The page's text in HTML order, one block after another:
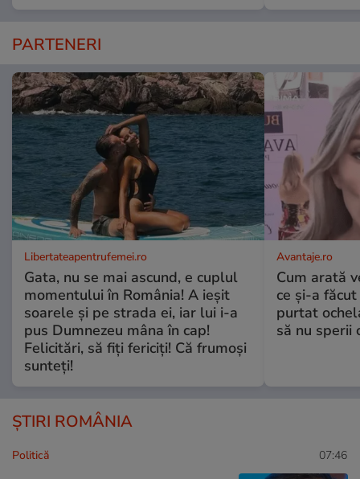
PARTENERI
Libertateapentrufemei.ro
Gata, nu se mai ascund, e cuplul
momentului în România! A ieșit
soarele și pe strada ei, iar lui i-a
pus Dumnezeu mâna în cap!
Felicitări, să fiți fericiți! Că frumoși
sunteți!
Avantaje.ro
Cum arată
ce și-a
purtat
să nu sperii
ȘTIRI ROMÂNIA
Politică 07:46